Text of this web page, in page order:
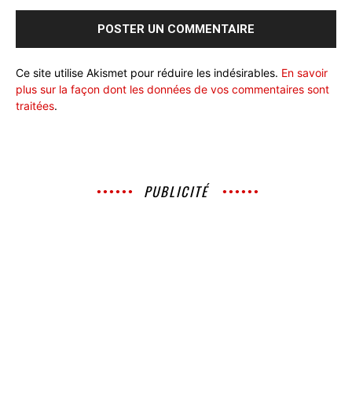
Ce site utilise Akismet pour réduire les indésirables. En savoir
plus sur la façon dont les données de vos commentaires sont
traitées.
PUBLICITÉ